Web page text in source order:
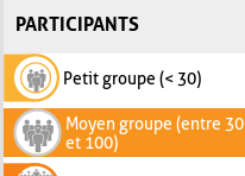
PARTICIPANTS
Petit groupe (< 30)
Moyen groupe (entre 30
et 100)